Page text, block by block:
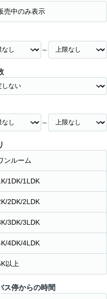
売中のみ表示
～
～
ンルーム
1DK/1LDK
2DK/2LDK
3DK/3LDK
4DK/4LDK
以上
ス停からの時間